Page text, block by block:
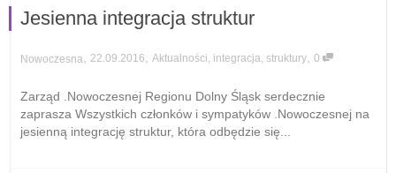
Jesienna integracja struktur
Nowoczesna, 22.09.2016, Aktualności, integracja, struktury, 0
Zarząd .Nowoczesnej Regionu Dolny Śląsk serdecznie
zaprasza Wszystkich członków i sympatyków .Nowoczesnej na
jesienną integrację struktur, która odbędzie się...